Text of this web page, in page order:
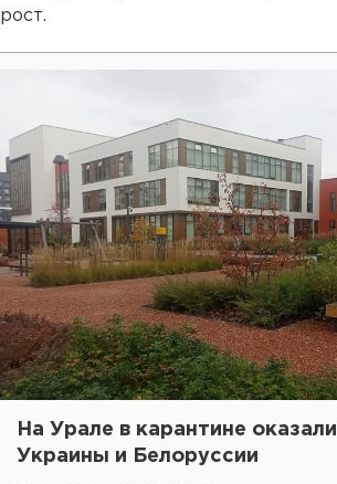
рост.
На Урале в карантине
Украины и Белоруссии